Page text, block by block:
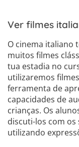
Ver filmes
O cinema italiano
muitos filmes
tua estadia no
utilizaremos
ferramenta de
capacidades de
crianças. Os
discuti-los com os
utilizando